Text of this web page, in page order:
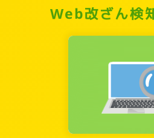
Web改ざん検